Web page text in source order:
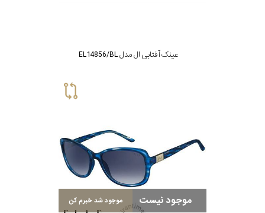
عینک آفتابی ال مدل EL14856/BL
موجود نیست موجود شد خبرم کن